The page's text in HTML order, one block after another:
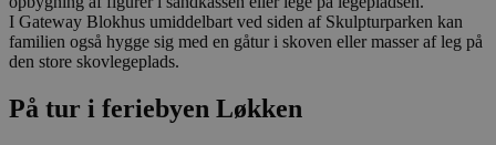
I Gateway Blokhus umiddelbart ved siden af Skulpturparken kan
familien også hygge sig med en gåtur i skoven eller masser af leg på
den store skovlegeplads.
På tur i feriebyen Løkken